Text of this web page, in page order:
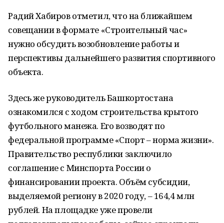
Радий Хабиров отметил, что на ближайшем
совещании в формате «Строительный час»
нужно обсудить возобновление работы и
перспективы дальнейшего развития спортивного
объекта.
Здесь же руководитель Башкортостана
ознакомился с ходом строительства крытого
футбольного манежа. Его возводят по
федеральной программе «Спорт – норма жизни».
Правительство республики заключило
соглашение с Минспорта России о
финансировании проекта. Объём субсидии,
выделяемой региону в 2020 году, – 164,4 млн
рублей. На площадке уже провели